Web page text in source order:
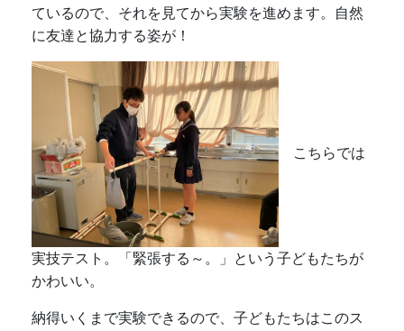
ているので、それを見てから実験を進めます。自然
に友達と協力する姿が！
こちらでは
実技テスト。「緊張する～。」という子どもたちが
かわいい。
納得いくまで実験できるので、子どもたちはこのス